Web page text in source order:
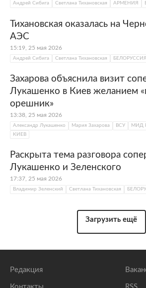
Андрей Сибига Светлана Тихановская АРМЕНИЯ
Тихановская оказалась на
АЭС
15:19, 25 мая 2026
Андрей Сибига Светлана Тихановская БЕЛОРУССИЯ
Захарова объяснила визит
Лукашенко в Киев желанием
орешник»
13:38, 25 мая 2026
Александр Лукашенко Мария Захарова ВСУ МИД
КИЕВ
Раскрыта тема разговора
Лукашенко и Зеленского
17:37, 25 мая 2026
Владимир Зеленский Светлана Тихановская
Загрузить ещё
Редакция